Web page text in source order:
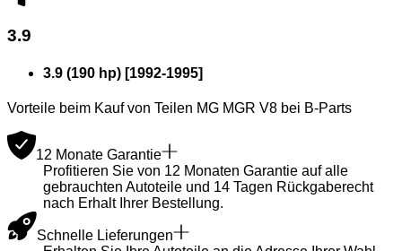
3.9
3.9 (190 hp) [1992-1995]
Vorteile beim Kauf von Teilen MG MGR V8 bei B-Parts
12 Monate Garantie
Profitieren Sie von 12 Monaten Garantie auf alle
gebrauchten Autoteile und 14 Tagen Rückgaberecht
nach Erhalt Ihrer Bestellung.
Schnelle Lieferungen